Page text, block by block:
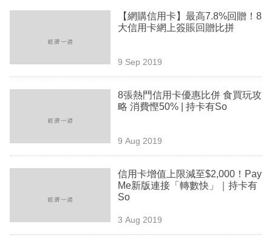
欄
區
【網購信用卡】最高7.8%回贈！8
大信用卡網上簽賬回贈比拼
9 Sep 2019
8張熱門信用卡優惠比併 食買玩攻
略 消費慳50% | 持卡有So
9 Aug 2019
信用卡增值上限減至$2,000！Pay
Me新版連接「轉數快」｜持卡有
So
3 Aug 2019